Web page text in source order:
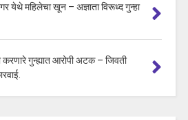
येथे महिलेचा खून – अज्ञाता विरूध्द गुन्हा
करणारे गुन्ह्यात आरोपी अटक – जिवती